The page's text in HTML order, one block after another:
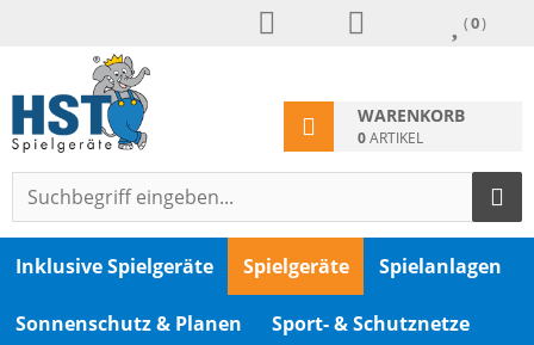
(0)
WARENKORB
0ARTIKEL
Inklusive Spielgeräte Spielgeräte Spielanlagen
Sonnenschutz & Planen Sport- & Schutznetze